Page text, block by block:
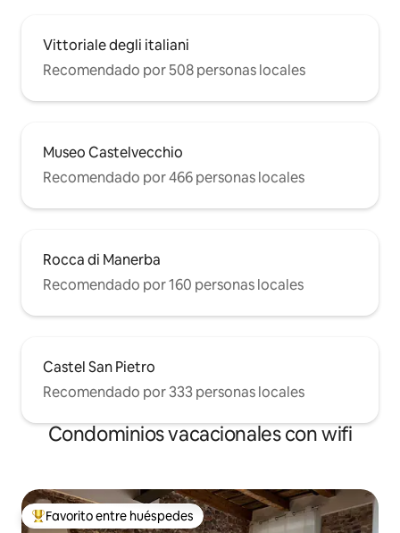
Vittoriale degli italiani
Recomendado por 508 personas locales
Museo Castelvecchio
Recomendado por 466 personas locales
Rocca di Manerba
Recomendado por 160 personas locales
Castel San Pietro
Recomendado por 333 personas locales
Condominios vacacionales con wifi
Favorito entre huéspedes preferido
Favorito entre huéspedes